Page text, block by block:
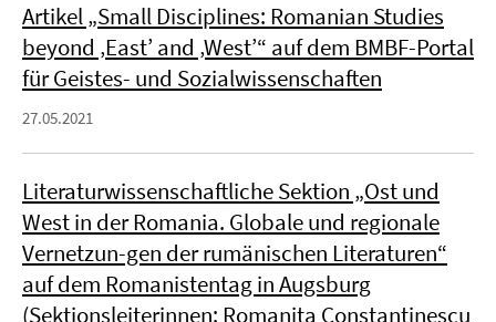
Artikel „Small Disciplines: Romanian Studies
beyond ‚East’ and ‚West’“ auf dem BMBF-Portal
für Geistes- und Sozialwissenschaften
27.05.2021
Literaturwissenschaftliche Sektion „Ost und
West in der Romania. Globale und regionale
Vernetzun-gen der rumänischen Literaturen“
auf dem Romanistentag in Augsburg
(Sektionsleiterinnen: Romanița Constantinescu